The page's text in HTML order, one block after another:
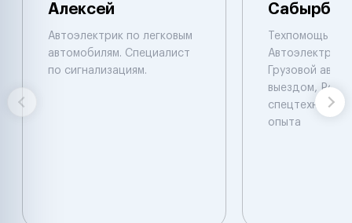
Алексей
Автоэлектрик по легковым
автомобилям. Специалист
по сигнализациям.
Сабырбек
Техпомощь на
Автоэлектрик
Грузовой
выездом,
спецтехники
опыта